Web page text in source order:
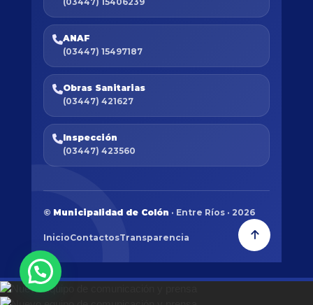
ANAF
(03447) 15497187
Obras Sanitarias
(03447) 421627
Inspección
(03447) 423560
© Municipalidad de Colón · Entre Ríos · 2026
InicioContactosTransparencia